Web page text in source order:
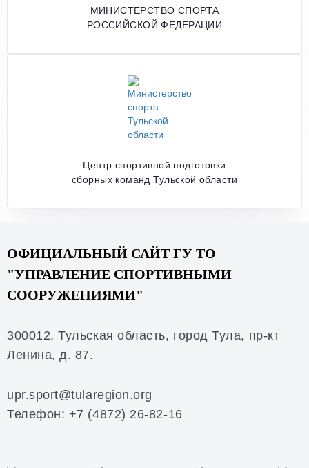
МИНИСТЕРСТВО СПОРТА
РОССИЙСКОЙ ФЕДЕРАЦИИ
Центр спортивной подготовки
сборных команд Тульской области
ОФИЦИАЛЬНЫЙ САЙТ ГУ ТО
"УПРАВЛЕНИЕ СПОРТИВНЫМИ
СООРУЖЕНИЯМИ"
300012, Тульская область, город Тула, пр-кт
Ленина, д. 87.
upr.sport@tularegion.org
Телефон: +7 (4872) 26-82-16